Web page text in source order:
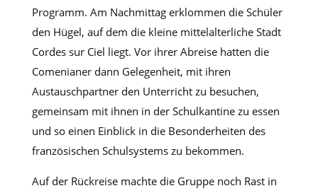
Programm. Am Nachmittag erklommen die Schüler
den Hügel, auf dem die kleine mittelalterliche Stadt
Cordes sur Ciel liegt. Vor ihrer Abreise hatten die
Comenianer dann Gelegenheit, mit ihren
Austauschpartner den Unterricht zu besuchen,
gemeinsam mit ihnen in der Schulkantine zu essen
und so einen Einblick in die Besonderheiten des
französischen Schulsystems zu bekommen.
Auf der Rückreise machte die Gruppe noch Rast in